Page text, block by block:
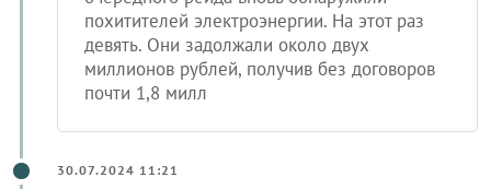
похитителей электроэнергии. На этот раз
девять. Они задолжали около двух
миллионов рублей, получив без договоров
почти 1,8 милл
30.07.2024 11:21